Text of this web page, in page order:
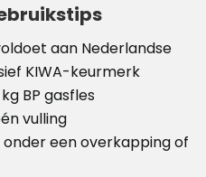
aan Nederlandse
KIWA-keurmerk
BP gasfles
vulling
een overkapping of